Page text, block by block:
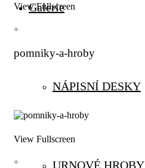
Galerie
NÁPISNÍ DESKY
URNOVÉ HROBY
View Fullscreen
pomniky-a-hroby
View Fullscreen